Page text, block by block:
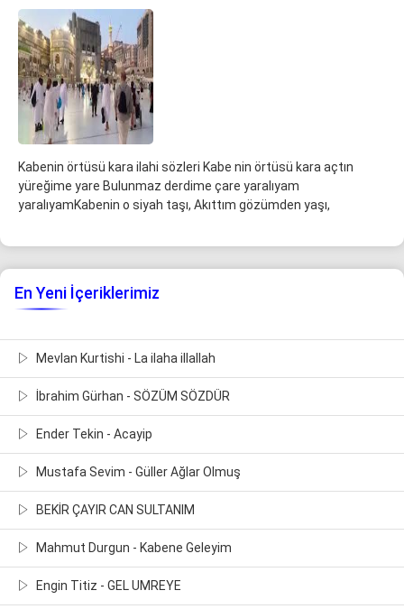
Kabenin örtüsü kara ilahi sözleri Kabe nin örtüsü kara açtın
yüreğime yare Bulunmaz derdime çare yaralıyam
yaralıyamKabenin o siyah taşı, Akıttım gözümden yaşı,
En Yeni İçeriklerimiz
Mevlan Kurtishi - La ilaha illallah
İbrahim Gürhan - SÖZÜM SÖZDÜR
Ender Tekin - Acayip
Mustafa Sevim - Güller Ağlar Olmuş
BEKİR ÇAYIR CAN SULTANIM
Mahmut Durgun - Kabene Geleyim
Engin Titiz - GEL UMREYE